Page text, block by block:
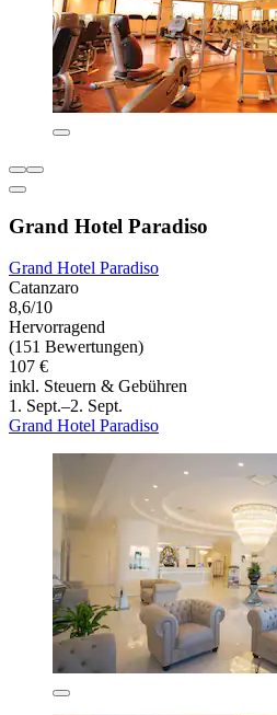
Grand Hotel Paradiso
Grand Hotel Paradiso
Catanzaro
8,6/10
Hervorragend
(151 Bewertungen)
107 €
inkl. Steuern & Gebühren
1. Sept.–2. Sept.
Grand Hotel Paradiso